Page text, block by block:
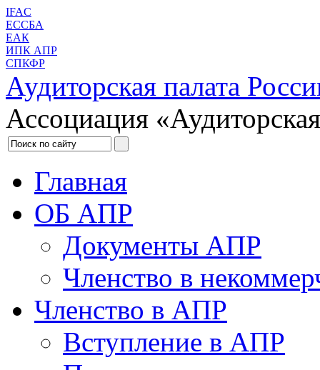
IFAC
ЕССБА
ЕАК
ИПК АПР
СПКФР
Аудиторская палата
Ассоциация
Главная
ОБ АПР
Документы АПР
Членство в
Членство в АПР
Вступление в АПР